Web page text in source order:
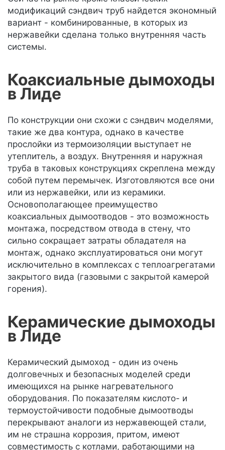
модификаций сэндвич труб найдется экономный
вариант - комбинированные, в которых из
нержавейки сделана только внутренняя часть
системы.
Коаксиальные дымоходы
в Лиде
По конструкции они схожи с сэндвич моделями,
такие же два контура, однако в качестве
прослойки из термоизоляции выступает не
утеплитель, а воздух. Внутренняя и наружная
труба в таковых конструкциях скреплена между
собой путем перемычек. Изготовляются все они
или из нержавейки, или из керамики.
Основополагающее преимущество
коаксиальных дымоотводов - это возможность
монтажа, посредством отвода в стену, что
сильно сокращает затраты обладателя на
монтаж, однако эксплуатироваться они могут
исключительно в комплексах с теплоагрегатами
закрытого вида (газовыми с закрытой камерой
горения).
Керамические дымоходы
в Лиде
Керамический дымоход - один из очень
долговечных и безопасных моделей среди
имеющихся на рынке нагревательного
оборудования. По показателям кислото- и
термоустойчивости подобные дымоотводы
перекрывают аналоги из нержавеющей стали,
им не страшна коррозия, притом, имеют
совместимость с котлами, работающими на